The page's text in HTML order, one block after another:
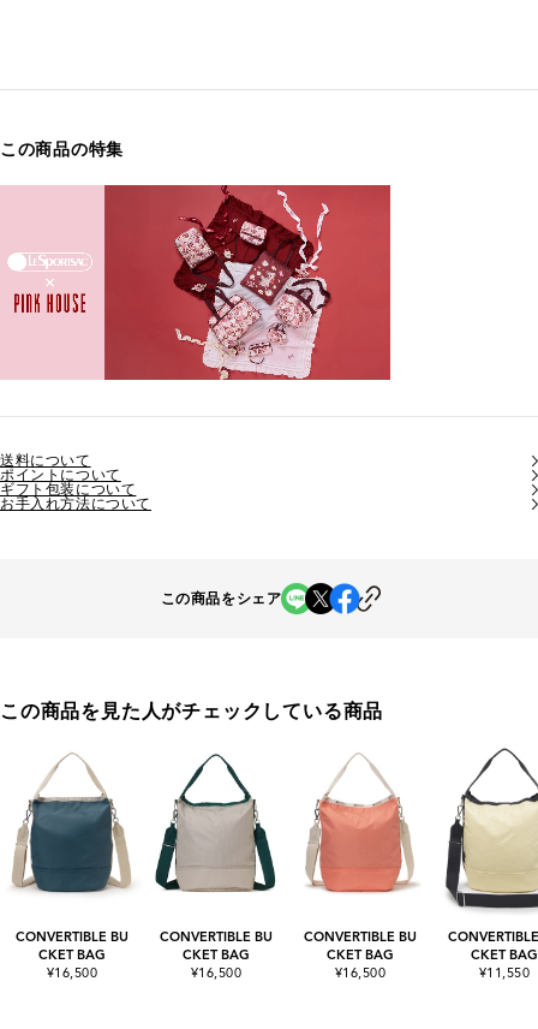
この商品の特集
送料について
ポイントについて
ギフト包装について
お手入れ方法について
この商品をシェア
この商品を見た人がチェックしている商品
CONVERTIBLE BU
CKET BAG
¥16,500
CONVERTIBLE BU
CKET BAG
¥16,500
CONVERTIBLE BU
CKET BAG
¥16,500
CKET BAG
¥11,550